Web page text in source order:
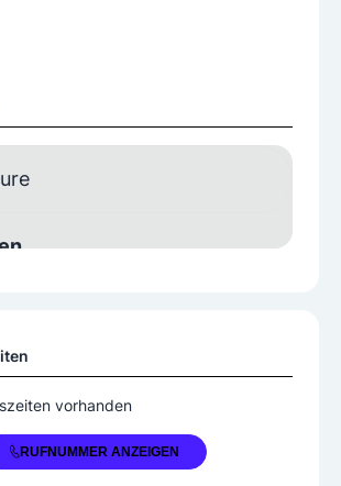
/ Einbau
Heizungen
Klimaanlagen
vorhanden
RUFNUMMER ANZEIGEN